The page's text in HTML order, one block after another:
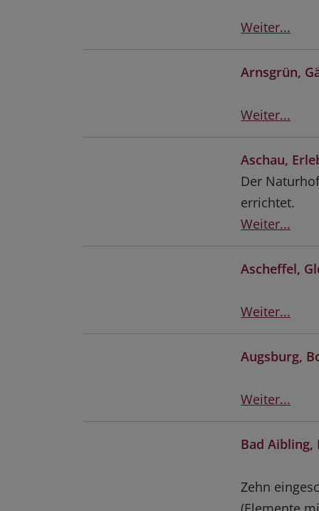
Weiter...
Arnsgrün,
Weiter...
Aschau,
Der
errichtet.
Weiter...
Ascheffel,
Weiter...
Augsburg,
Weiter...
Bad
Zehn